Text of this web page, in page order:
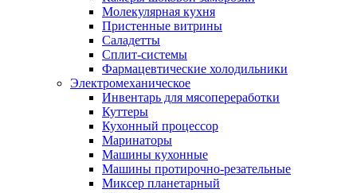
Молекулярная кухня
Пристенные витрины
Саладетты
Сплит-системы
Фармацевтические холодильники
Электромеханическое
Инвентарь для мясопереработки
Куттеры
Кухонный процессор
Маринаторы
Машины кухонные
Машины протирочно-резательные
Миксер планетарный